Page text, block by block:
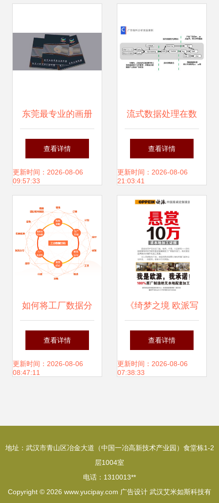
集优惠券、网站和
广告设计的时尚亮
东莞最专业的画册
设计与产品目录设
计公司 优选之道
查看详情
更新时间：2026-08-06
09:57:33
流式数据处理在数
据工厂的应用与实
践
查看详情
更新时间：2026-08-06
21:03:41
如何将工厂数据分
析出业务价值?这8
种工业大数据应用
查看详情
更新时间：2026-08-06
08:47:11
《绮梦之境 欧派写
真的魅力空间》
——广告设计理念
查看详情
更新时间：2026-08-06
07:38:33
地址：武汉市青山区冶金大道（中国一冶高新技术产业园）食堂栋1-2
层1004室
电话：1310013**
Copyright © 2026 www.yucipay.com 广告设计 武汉艾米如斯科技有